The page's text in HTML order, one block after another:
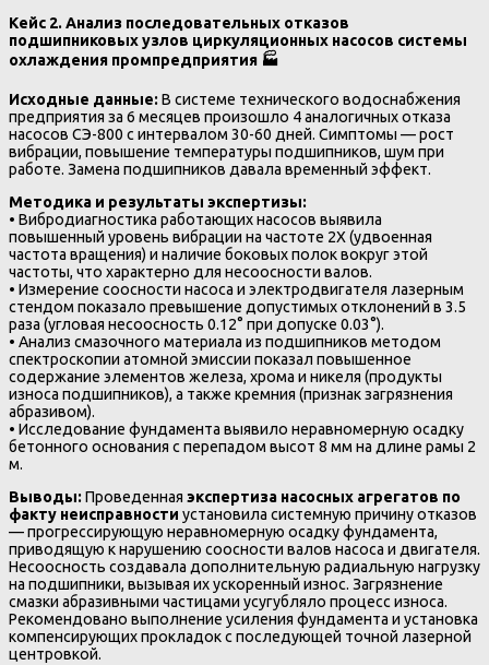
Кейс 2. Анализ последовательных отказов
подшипниковых узлов циркуляционных насосов системы
охлаждения промпредприятия 🏭
Исходные данные:В системе технического водоснабжения
предприятия за 6 месяцев произошло 4 аналогичных отказа
насосов СЭ-800 с интервалом 30-60 дней. Симптомы — рост
вибрации, повышение температуры подшипников, шум при
работе. Замена подшипников давала временный эффект.
Методика и результаты экспертизы:
• Вибродиагностика работающих насосов выявила
повышенный уровень вибрации на частоте 2Х (удвоенная
частота вращения) и наличие боковых полок вокруг этой
частоты, что характерно для несоосности валов.
• Измерение соосности насоса и электродвигателя лазерным
стендом показало превышение допустимых отклонений в 3.5
раза (угловая несоосность 0.12° при допуске 0.03°).
• Анализ смазочного материала из подшипников методом
спектроскопии атомной эмиссии показал повышенное
содержание элементов железа, хрома и никеля (продукты
износа подшипников), а также кремния (признак загрязнения
абразивом).
• Исследование фундамента выявило неравномерную осадку
бетонного основания с перепадом высот 8 мм на длине рамы 2
м.
Выводы:Проведенная экспертиза насосных агрегатов по
факту неисправности установила системную причину отказов
— прогрессирующую неравномерную осадку фундамента,
приводящую к нарушению соосности валов насоса и двигателя.
Несоосность создавала дополнительную радиальную нагрузку
на подшипники, вызывая их ускоренный износ. Загрязнение
смазки абразивными частицами усугубляло процесс износа.
Рекомендовано выполнение усиления фундамента и установка
компенсирующих прокладок с последующей точной лазерной
центровкой.